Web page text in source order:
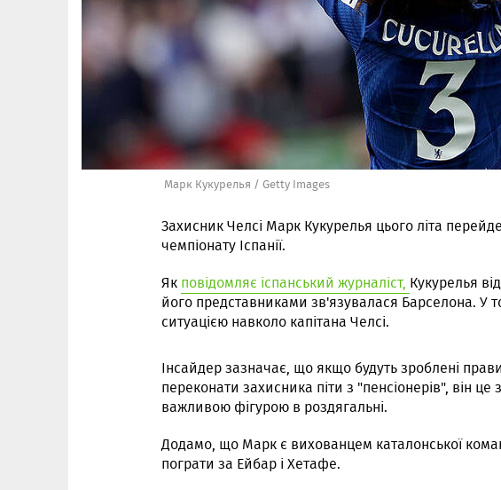
Марк Кукурелья / Getty Images
Захисник Челсі Марк Кукурелья цього літа
чемпіонату Іспанії.
Як повідомляє іспанський журналіст, Кукурелья
його представниками зв'язувалася Барселона. У
ситуацією навколо капітана Челсі.
Інсайдер зазначає, що якщо будуть зроблені
переконати захисника піти з "пенсіонерів", він
важливою фігурою в роздягальні.
Додамо, що Марк є вихованцем каталонської
пограти за Ейбар і Хетафе.